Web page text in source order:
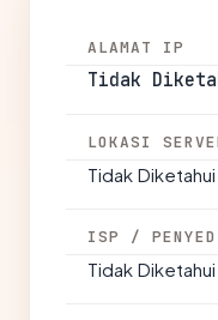
ALAMAT IP
Tidak
LOKASI
Tidak Diketahui
ISP /
Tidak Diketahui